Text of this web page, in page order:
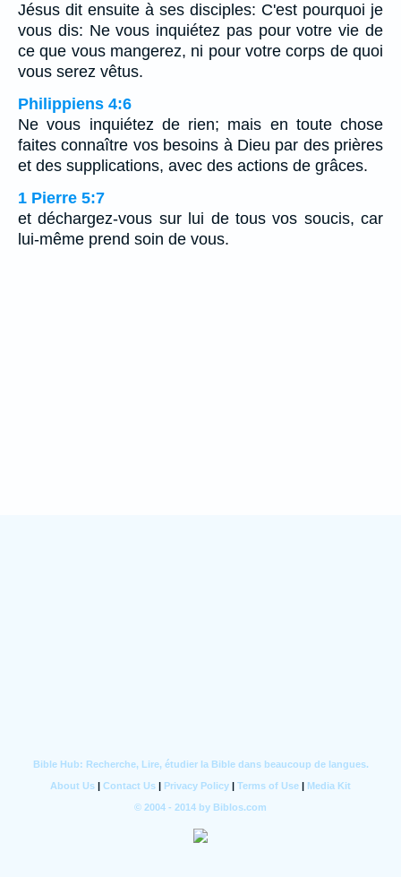
Jésus dit ensuite à ses disciples: C'est pourquoi je
vous dis: Ne vous inquiétez pas pour votre vie de
ce que vous mangerez, ni pour votre corps de quoi
vous serez vêtus.
Philippiens 4:6
Ne vous inquiétez de rien; mais en toute chose
faites connaître vos besoins à Dieu par des prières
et des supplications, avec des actions de grâces.
1 Pierre 5:7
et déchargez-vous sur lui de tous vos soucis, car
lui-même prend soin de vous.